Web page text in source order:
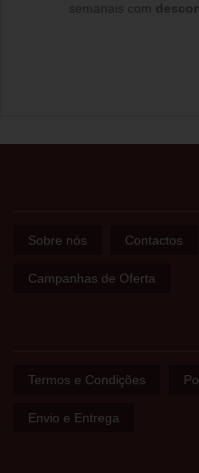
semanais com
Sobre nós Contactos
Campanhas de Oferta
Termos e Condições
Envio e Entrega